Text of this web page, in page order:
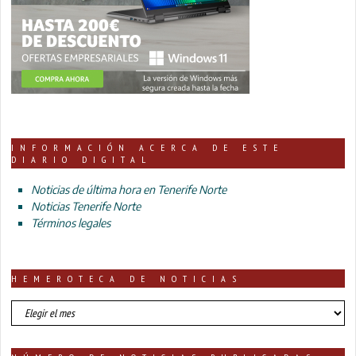
INFORMACIÓN ACERCA DE ESTE
DIARIO DIGITAL
Noticias de última hora en Tenerife Norte
Noticias Tenerife Norte
Términos legales
HEMEROTECA DE NOTICIAS
HEMEROTECA
DE